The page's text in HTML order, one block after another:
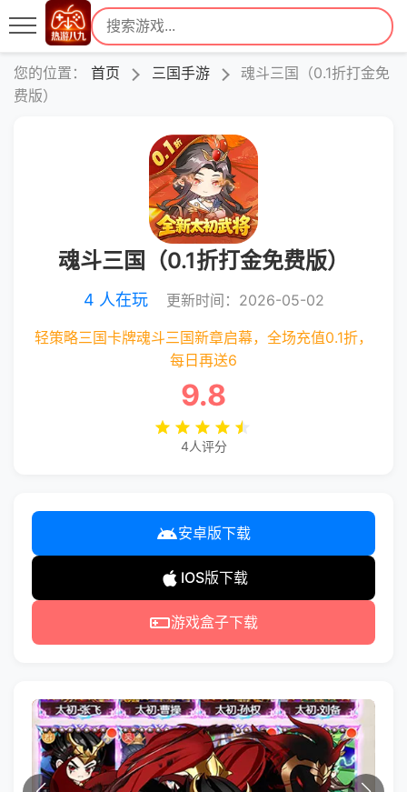
您的位置： 首页 三国手游
魂斗三国（0.1折打金免
费版）
魂斗三国（0.1折打金免费版）
4 人在玩 更新时间：2026-05-02
轻策略三国卡牌魂斗三国新章启幕，全场充值0.1折，
每日再送6
9.8
4人评分
安卓版下载
IOS版下载
游戏盒子下载